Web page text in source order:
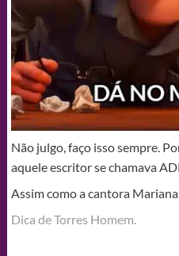
Não julgo, faço isso sempre.
aquele escritor se chamava
Assim como a cantora Mariana
Dica de Torres Homem.